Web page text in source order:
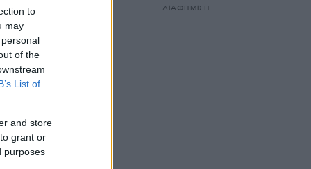
to
may
of the
List of
and store
grant or
purposes
ΔΙΑΦΗΜΙΣΗ